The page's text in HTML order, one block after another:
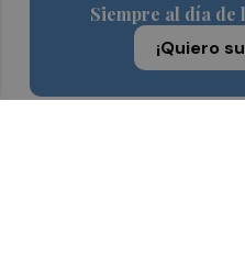
Siempre al día de
¡Quiero